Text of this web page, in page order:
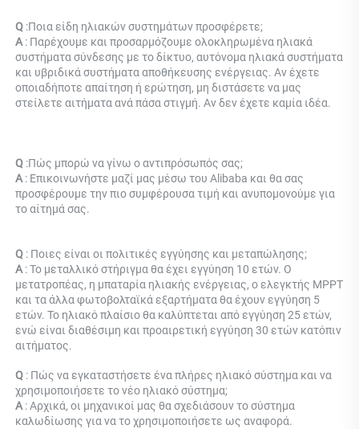
Q :Ποια είδη ηλιακών συστημάτων προσφέρετε;
Α : Παρέχουμε και προσαρμόζουμε ολοκληρωμένα ηλιακά
συστήματα σύνδεσης με το δίκτυο, αυτόνομα ηλιακά συστήματα
και υβριδικά συστήματα αποθήκευσης ενέργειας. Αν έχετε
οποιαδήποτε απαίτηση ή ερώτηση, μη διστάσετε να μας
στείλετε αιτήματα ανά πάσα στιγμή. Αν δεν έχετε καμία ιδέα.
Q :Πώς μπορώ να γίνω ο αντιπρόσωπός σας;
Α : Επικοινωνήστε μαζί μας μέσω του Alibaba και θα σας
προσφέρουμε την πιο συμφέρουσα τιμή και ανυπομονούμε για
το αίτημά σας.
Q : Ποιες είναι οι πολιτικές εγγύησης και μεταπώλησης;
Α : Το μεταλλικό στήριγμα θα έχει εγγύηση 10 ετών. Ο
μετατροπέας, η μπαταρία ηλιακής ενέργειας, ο ελεγκτής MPPT
και τα άλλα φωτοβολταϊκά εξαρτήματα θα έχουν εγγύηση 5
ετών. Το ηλιακό πλαίσιο θα καλύπτεται από εγγύηση 25 ετών,
ενώ είναι διαθέσιμη και προαιρετική εγγύηση 30 ετών κατόπιν
αιτήματος.
Q : Πώς να εγκαταστήσετε ένα πλήρες ηλιακό σύστημα και να
χρησιμοποιήσετε το νέο ηλιακό σύστημα;
Α : Αρχικά, οι μηχανικοί μας θα σχεδιάσουν το σύστημα
καλωδίωσης για να το χρησιμοποιήσετε ως αναφορά.